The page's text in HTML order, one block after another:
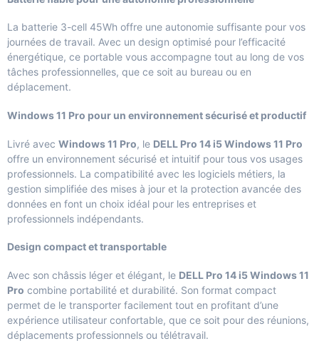
La batterie 3-cell 45Wh offre une autonomie suffisante pour vos
journées de travail. Avec un design optimisé pour l’efficacité
énergétique, ce portable vous accompagne tout au long de vos
tâches professionnelles, que ce soit au bureau ou en
déplacement.
Windows 11 Pro pour un environnement sécurisé et productif
Livré avec Windows 11 Pro, le DELL Pro 14 i5 Windows 11 Pro
offre un environnement sécurisé et intuitif pour tous vos usages
professionnels. La compatibilité avec les logiciels métiers, la
gestion simplifiée des mises à jour et la protection avancée des
données en font un choix idéal pour les entreprises et
professionnels indépendants.
Design compact et transportable
Avec son châssis léger et élégant, le DELL Pro 14 i5 Windows 11
Pro combine portabilité et durabilité. Son format compact
permet de le transporter facilement tout en profitant d’une
expérience utilisateur confortable, que ce soit pour des réunions,
déplacements professionnels ou télétravail.